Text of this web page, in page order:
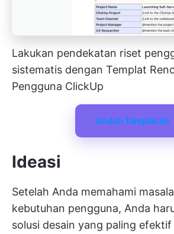
Lakukan pendekatan riset
sistematis dengan Templat
Pengguna ClickUp
Unduh Templat Ini
Ideasi
Setelah Anda memahami
kebutuhan pengguna, Anda
solusi desain yang paling